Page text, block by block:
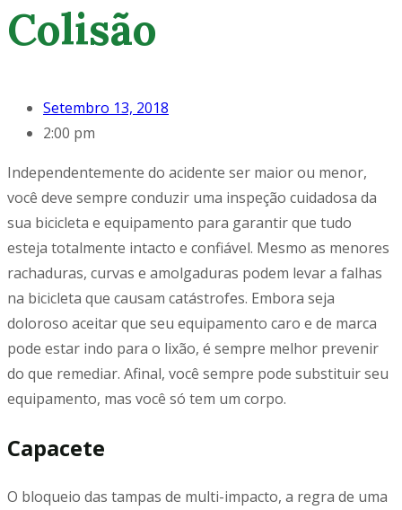
Colisão
Setembro 13, 2018
2:00 pm
Independentemente do acidente ser maior ou menor,
você deve sempre conduzir uma inspeção cuidadosa da
sua bicicleta e equipamento para garantir que tudo
esteja totalmente intacto e confiável. Mesmo as menores
rachaduras, curvas e amolgaduras podem levar a falhas
na bicicleta que causam catástrofes. Embora seja
doloroso aceitar que seu equipamento caro e de marca
pode estar indo para o lixão, é sempre melhor prevenir
do que remediar. Afinal, você sempre pode substituir seu
equipamento, mas você só tem um corpo.
Capacete
O bloqueio das tampas de multi-impacto, a regra de uma